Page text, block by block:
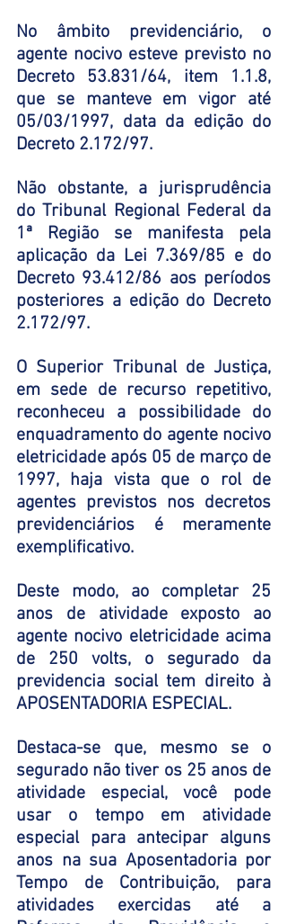
No âmbito previdenciário, o
agente nocivo esteve previsto no
Decreto 53.831/64, item 1.1.8,
que se manteve em vigor até
05/03/1997, data da edição do
Decreto 2.172/97.
Não obstante, a jurisprudência
do Tribunal Regional Federal da
1ª Região se manifesta pela
aplicação da Lei 7.369/85 e do
Decreto 93.412/86 aos períodos
posteriores a edição do Decreto
2.172/97.
O Superior Tribunal de Justiça,
em sede de recurso repetitivo,
reconheceu a possibilidade do
enquadramento do agente nocivo
eletricidade após 05 de março de
1997, haja vista que o rol de
agentes previstos nos decretos
previdenciários é meramente
exemplificativo.
Deste modo, ao completar 25
anos de atividade exposto ao
agente nocivo eletricidade acima
de 250 volts, o segurado da
APOSENTADORIA ESPECIAL.
Destaca-se que, mesmo se o
segurado não tiver os 25 anos de
atividade especial, você pode
usar o tempo em atividade
especial para antecipar alguns
anos na sua Aposentadoria por
Tempo de Contribuição, para
atividades exercidas até a